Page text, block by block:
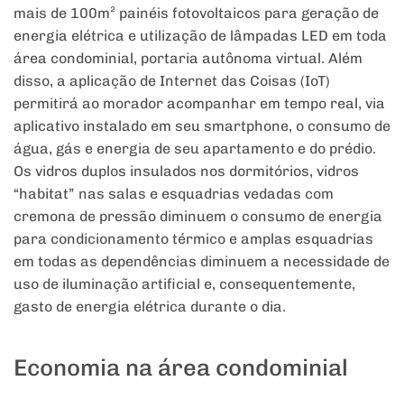
mais de 100m² painéis fotovoltaicos para geração de
energia elétrica e utilização de lâmpadas LED em toda
área condominial, portaria autônoma virtual. Além
disso, a aplicação de Internet das Coisas (IoT)
permitirá ao morador acompanhar em tempo real, via
aplicativo instalado em seu smartphone, o consumo de
água, gás e energia de seu apartamento e do prédio.
Os vidros duplos insulados nos dormitórios, vidros
“habitat” nas salas e esquadrias vedadas com
cremona de pressão diminuem o consumo de energia
para condicionamento térmico e amplas esquadrias
em todas as dependências diminuem a necessidade de
uso de iluminação artificial e, consequentemente,
gasto de energia elétrica durante o dia.
Economia na área condominial